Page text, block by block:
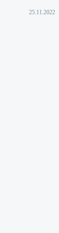
25.11.2022